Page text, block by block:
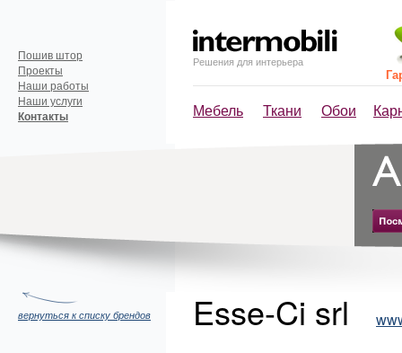
Решения для интерьера
Мебель Ткани Обои
Пошив штор
Проекты
Наши работы
Наши услуги
Контакты
вернуться к списку брендов Esse-Ci srl